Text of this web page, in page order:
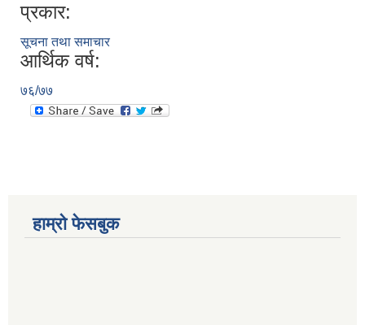
प्रकार:
सूचना तथा समाचार
आर्थिक वर्ष:
७६/७७
हाम्रो फेसबुक